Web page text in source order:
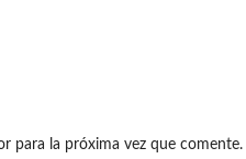
para la próxima vez que comente.